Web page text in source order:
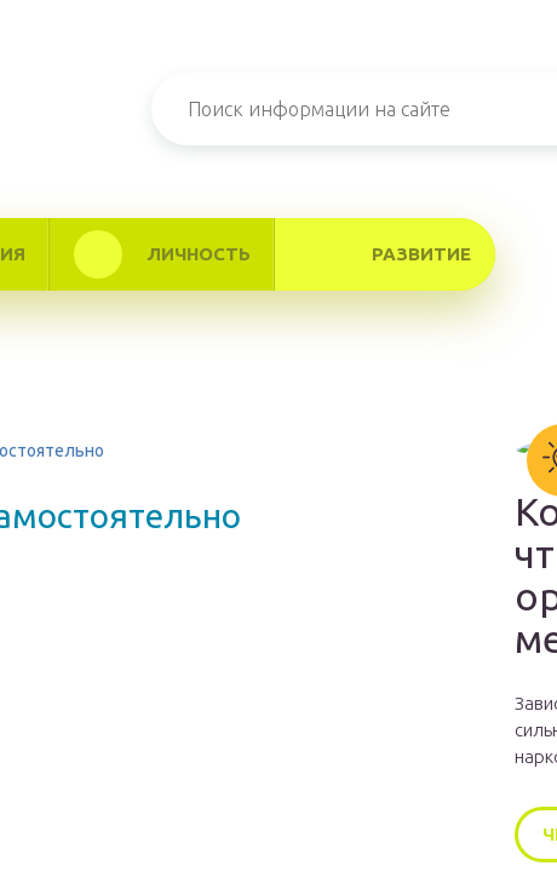
ЛИЧНОСТЬ РАЗВИТИЕ